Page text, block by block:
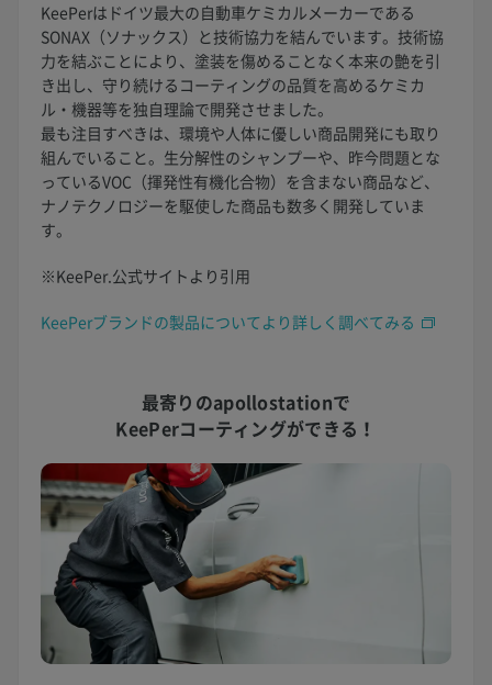
KeePerはドイツ最大の自動車ケミカルメーカーである
SONAX（ソナックス）と技術協力を結んでいます。技術協
力を結ぶことにより、塗装を傷めることなく本来の艶を引
き出し、守り続けるコーティングの品質を高めるケミカ
ル・機器等を独自理論で開発させました。
最も注目すべきは、環境や人体に優しい商品開発にも取り
組んでいること。生分解性のシャンプーや、昨今問題とな
っているVOC（揮発性有機化合物）を含まない商品など、
ナノテクノロジーを駆使した商品も数多く開発していま
す。
※KeePer.公式サイトより引用
KeePerブランドの製品についてより詳しく調べてみる
最寄りのapollostationで
KeePerコーティングができる！